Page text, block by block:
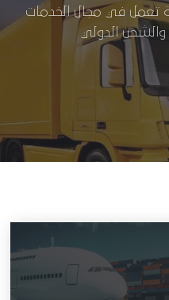
في مجال الخدمات
والشحن الدولي